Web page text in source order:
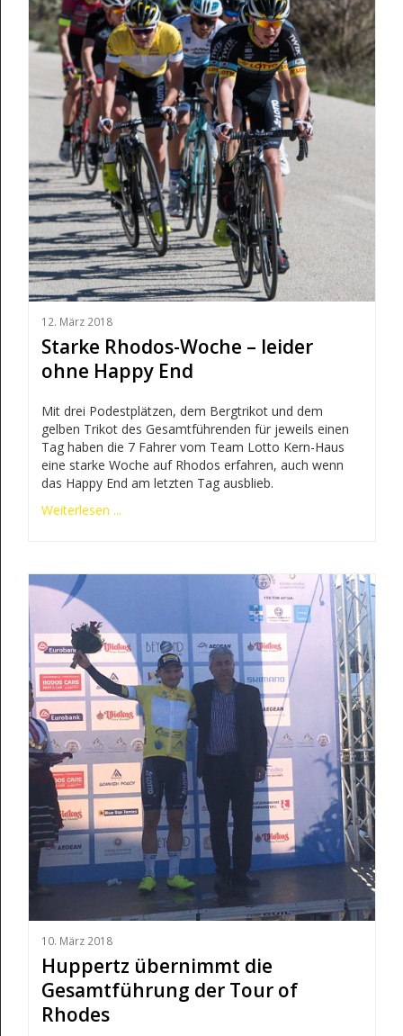
12. März 2018
Starke Rhodos-Woche – leider
ohne Happy End
Mit drei Podestplätzen, dem Bergtrikot und dem
gelben Trikot des Gesamtführenden für jeweils einen
Tag haben die 7 Fahrer vom Team Lotto Kern-Haus
eine starke Woche auf Rhodos erfahren, auch wenn
das Happy End am letzten Tag ausblieb.
Weiterlesen ...
10. März 2018
Huppertz übernimmt die
Gesamtführung der Tour of
Rhodes